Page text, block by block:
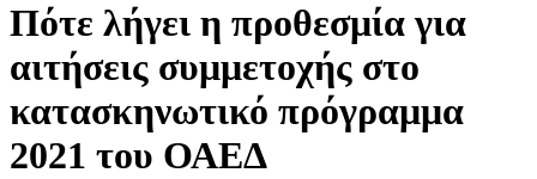
Πότε λήγει η προθεσμία για
αιτήσεις συμμετοχής στο
κατασκηνωτικό πρόγραμμα
2021 του ΟΑΕΔ